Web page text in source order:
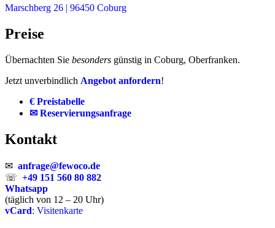
Marschberg 26 | 96450 Coburg
Preise
Übernachten Sie besonders günstig in Coburg, Oberfranken.
Jetzt unverbindlich Angebot anfordern!
€ Preistabelle
✉ Reservierungsanfrage
Kontakt
✉ anfrage@fewoco.de
☏ +49 151 560 80 882
Whatsapp
(täglich von 12 – 20 Uhr)
vCard: Visitenkarte